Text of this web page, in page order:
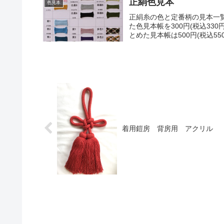
色見本
正絹糸の色と定番柄の見本一
た色見本帳を300円(税込330
とめた見本帳は500円(税込
着用鎧房 背房用 アクリル